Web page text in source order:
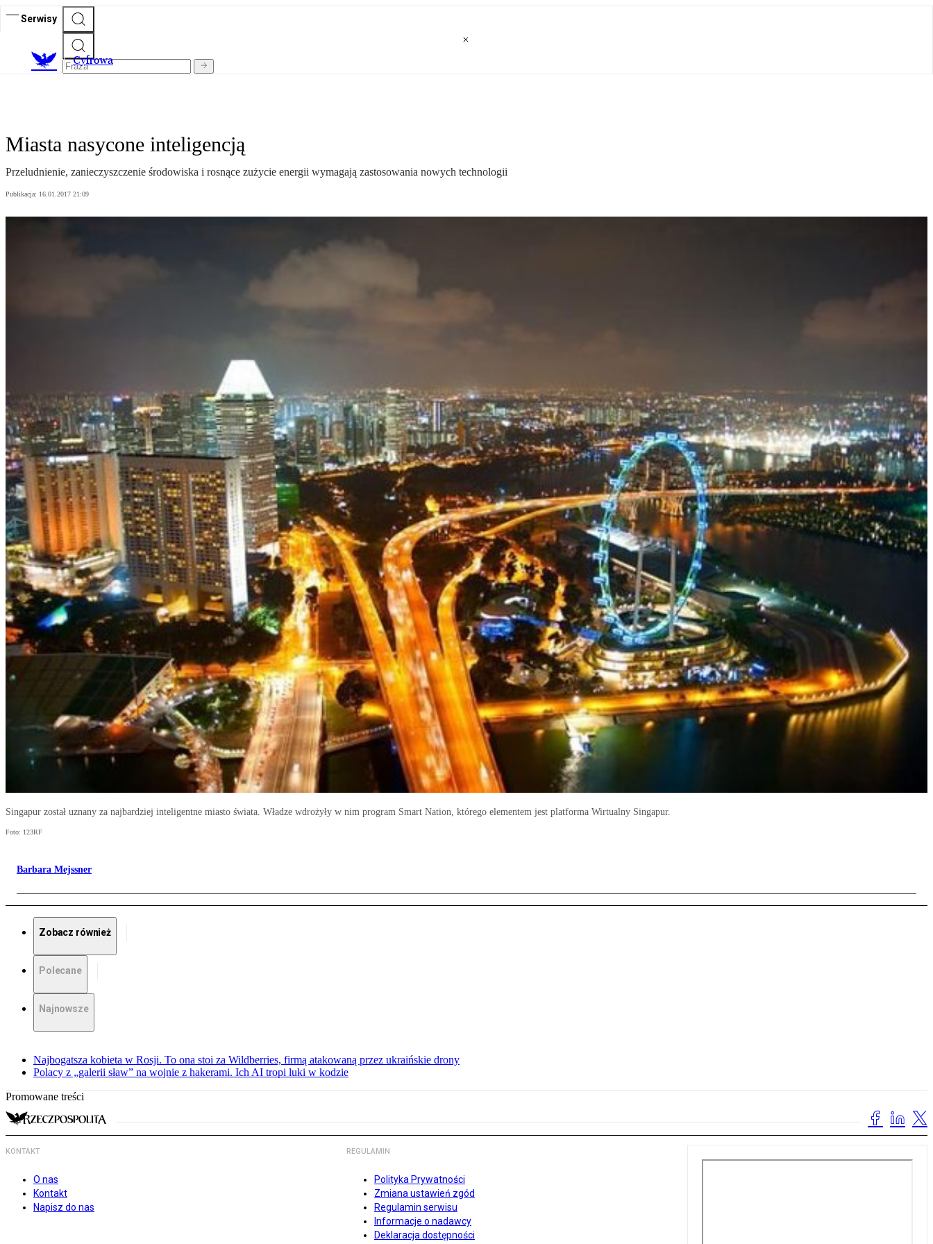
Serwisy
Cyfrowa
Miasta nasycone inteligencją
Przeludnienie, zanieczyszczenie środowiska i rosnące zużycie energii wymagają zastosowania nowych technologii
Publikacja: 16.01.2017 21:09
Singapur został uznany za najbardziej inteligentne miasto świata. Władze wdrożyły w nim program Smart Nation, którego elementem jest platforma Wirtualny Singapur.
Foto: 123RF
Barbara Mejssner
Zobacz również
Polecane
Najnowsze
Najbogatsza kobieta w Rosji. To ona stoi za Wildberries, firmą atakowaną przez ukraińskie drony
Polacy z „galerii sław” na wojnie z hakerami. Ich AI tropi luki w kodzie
Promowane treści
KONTAKT
O nas
Kontakt
Napisz do nas
REGULAMIN
Polityka Prywatności
Zmiana ustawień zgód
Regulamin serwisu
Informacje o nadawcy
Deklaracja dostępności